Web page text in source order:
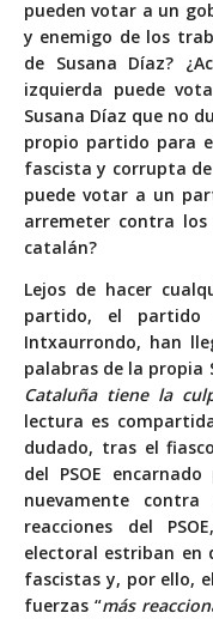
pueden votar a un
y enemigo de los
de Susana Díaz?
izquierda puede
Susana Díaz que no
propio partido para
fascista y corrupta de
puede votar a un
arremeter contra los
catalán?
Lejos de hacer
partido, el
Intxaurrondo, han
palabras de la propia
Cataluña tiene la
lectura es
dudado, tras el
del PSOE
nuevamente
reacciones del
electoral estriban en
fascistas y, por ello,
fuerzas “más